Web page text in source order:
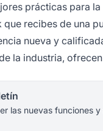
prácticas para
que recibes de una
nueva y
la industria,
las nuevas funciones